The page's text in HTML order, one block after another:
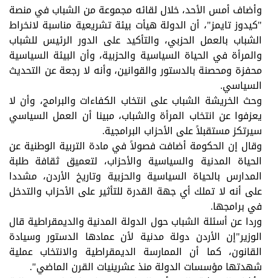
وأضاف أمس الأحد، خلال لقائه مجموعة من الشباب في منصة
"كيدوز تايمز"، أن الدولة هيأت بيئة تشريعية مناسبة لانخراط
الشباب بالعمل الحزبي، والتأكيد على الدور الرئيس للشباب
والمرأة في الحياة السياسية والحزبية، وأن البيئة السياسية
محفزة ومحصنة بالدستور والقوانين، وأنه لا رجعة عن التحديث
السياسي.
وحث الخريشة الشباب على انتخاب الكفاءات والبرامج، وأن لا
يعزفوا عن انتخاب المرأة والشباب، مبينا أن العمل السياسي
سيرتكز مستقبلاً على الأحزاب البرامجية.
وقال إن الحكومة أضافت فصولاً في مادة التربية الوطنية عن
الحياة المدنية والسياسية والأحزاب، لتعميق ثقافة طلبة
المدارس بالحياة السياسية والحزبية وتاريخ الأردن، مشددا
على أنه لا تملك أي جهة القدرة للتأثير على الأحزاب والتدخل
في برامجها.
وردا عن أسئلة الشباب حول الدولة المدنية والديمقراطية قال
الوزير"إن الأردن دولة مدنية لأن عمادها الدستور وسيادة
القانون، كما أن الممارسة الديمقراطية والانتخاب عملية
شهدتها مؤسسات الدولة منذ عشرينيات القرن الماضي".